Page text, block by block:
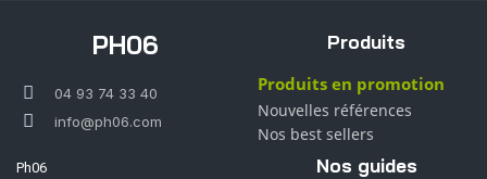
PH06
04 93 74 33 40
info@ph06.com
Ph06
Produits
Produits en promotion
Nouvelles références
Nos best sellers
Nos guides